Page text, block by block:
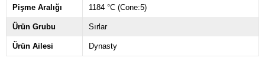
Pişme Aralığı 1184 °C (Cone:5)
Ürün Grubu Sırlar
Ürün Ailesi Dynasty